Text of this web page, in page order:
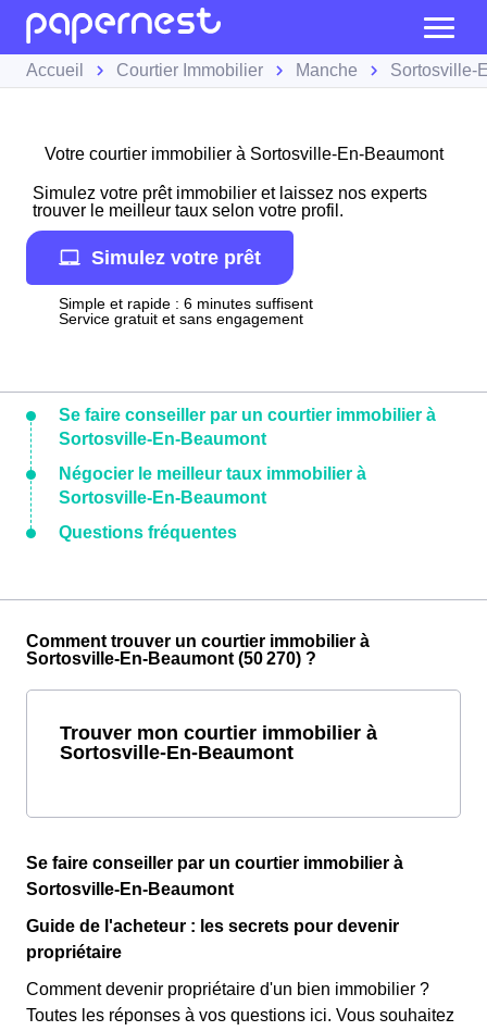
Accueil Courtier Immobilier Manche Sortosville-
Votre courtier immobilier à Sortosville-En-Beaumont
Simulez votre prêt immobilier et laissez nos experts
trouver le meilleur taux selon votre profil.
Simulez votre prêt
Simple et rapide : 6 minutes suffisent
Service gratuit et sans engagement
Se faire conseiller par un courtier immobilier à
Sortosville-En-Beaumont
Négocier le meilleur taux immobilier à
Sortosville-En-Beaumont
Questions fréquentes
Comment trouver un courtier immobilier à
Sortosville-En-Beaumont (50 270) ?
Trouver mon courtier immobilier à
Sortosville-En-Beaumont
Se faire conseiller par un courtier immobilier à
Sortosville-En-Beaumont
Guide de l'acheteur : les secrets pour devenir
propriétaire
Comment devenir propriétaire d'un bien immobilier ?
Toutes les réponses à vos questions ici. Vous souhaitez